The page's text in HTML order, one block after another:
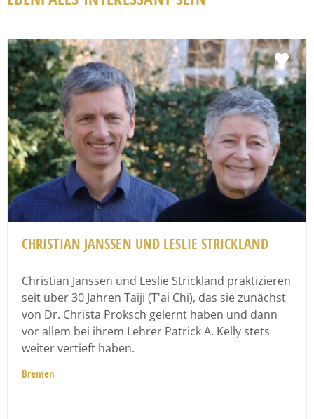
CHRISTIAN JANSSEN UND LESLIE STRICKLAND
Christian Janssen und Leslie Strickland praktizieren
seit über 30 Jahren Taiji (T'ai Chi), das sie zunächst
von Dr. Christa Proksch gelernt haben und dann
vor allem bei ihrem Lehrer Patrick A. Kelly stets
weiter vertieft haben.
Bremen